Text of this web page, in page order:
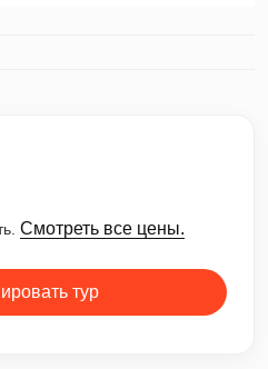
Смотреть все цены.
тур